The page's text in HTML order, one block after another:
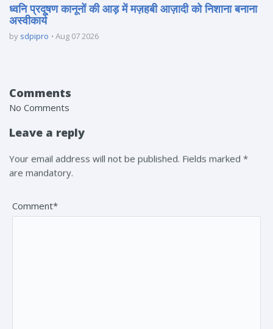
ध्वनि प्रदूषण कानूनों की आड़ में मज़हबी आज़ादी को निशाना बनाना
अस्वीकार्य
by sdpipro Aug 07 2026
Comments
No Comments
Leave a reply
Your email address will not be published. Fields marked *
are mandatory.
Comment*